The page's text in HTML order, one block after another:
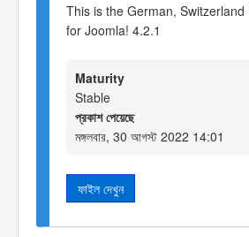
This is the German,
for Joomla! 4.2.1
Maturity
Stable
প্রকাশ পেয়েছে
মঙ্গলবার, 30 আগস্ট 2022 14:01
ফাইল দেখুন